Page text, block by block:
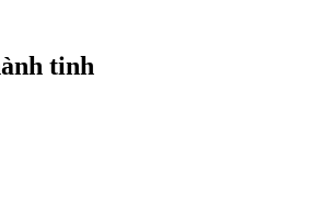
tinh